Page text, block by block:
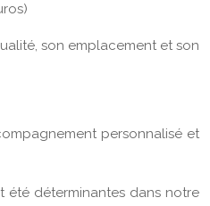
son emplacement et son
personnalisé et
été déterminantes dans notre